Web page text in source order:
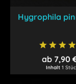
Hygrophila
ab 7,90
Inhalt1